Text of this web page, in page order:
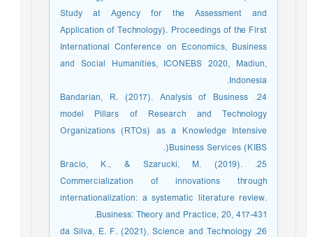
Study at Agency for the Assessment and
Application of Technology). Proceedings of the First
International Conference on Economics, Business
and Social Humanities, ICONEBS 2020, Madiun,
Indonesia.
24. Bandarian, R. (2017). Analysis of Business
model Pillars of Research and Technology
Organizations (RTOs) as a Knowledge Intensive
Business Services (KIBS(.
25. Bracio, K., & Szarucki, M. (2019).
Commercialization of innovations through
internationalization: a systematic literature review.
Business: Theory and Practice, 20, 417-431.
26. da Silva, E. F. (2021). Science and Technology